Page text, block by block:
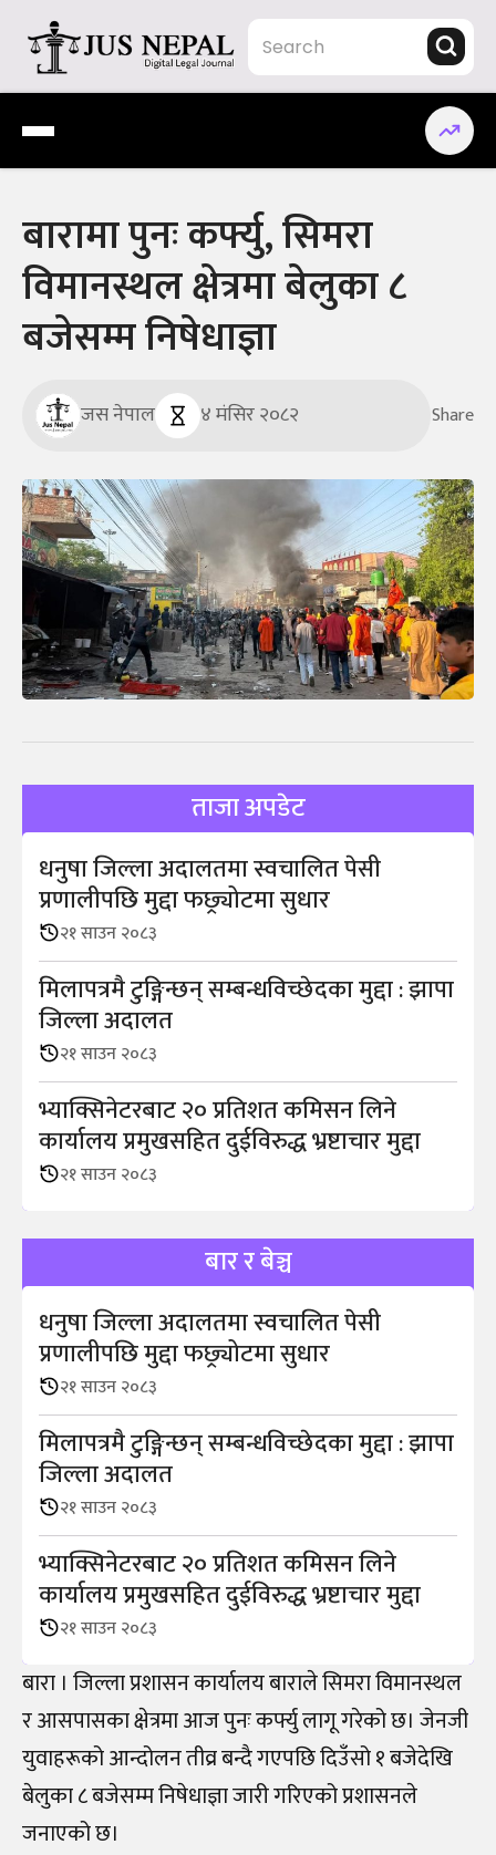
content
Jus Nepal | www.jusnepal.com
Digital Legal Journal
बारामा पुनः कर्फ्यु, सिमरा
विमानस्थल क्षेत्रमा बेलुका ८
बजेसम्म निषेधाज्ञा
जस नेपाल ४ मंसिर २०८२ Share
ताजा अपडेट
धनुषा जिल्ला अदालतमा स्वचालित पेसी
प्रणालीपछि मुद्दा फछ्र्योटमा सुधार
२१ साउन २०८३
मिलापत्रमै टुङ्गिन्छन् सम्बन्धविच्छेदका मुद्दा : झापा
जिल्ला अदालत
२१ साउन २०८३
भ्याक्सिनेटरबाट २० प्रतिशत कमिसन लिने
कार्यालय प्रमुखसहित दुईविरुद्ध भ्रष्टाचार मुद्दा
२१ साउन २०८३
बार र बेञ्च
धनुषा जिल्ला अदालतमा स्वचालित पेसी
प्रणालीपछि मुद्दा फछ्र्योटमा सुधार
२१ साउन २०८३
मिलापत्रमै टुङ्गिन्छन् सम्बन्धविच्छेदका मुद्दा : झापा
जिल्ला अदालत
२१ साउन २०८३
भ्याक्सिनेटरबाट २० प्रतिशत कमिसन लिने
कार्यालय प्रमुखसहित दुईविरुद्ध भ्रष्टाचार मुद्दा
२१ साउन २०८३
बारा । जिल्ला प्रशासन कार्यालय बाराले सिमरा विमानस्थल
र आसपासका क्षेत्रमा आज पुनः कर्फ्यु लागू गरेको छ। जेनजी
युवाहरूको आन्दोलन तीव्र बन्दै गएपछि दिउँसो १ बजेदेखि
बेलुका ८ बजेसम्म निषेधाज्ञा जारी गरिएको प्रशासनले
जनाएको छ।